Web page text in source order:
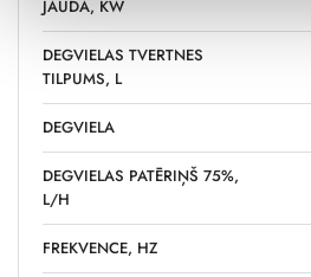
JAUDA, KW
DEGVIELAS TVERTNES
TILPUMS, L
DEGVIELA
DEGVIELAS PATĒRIŅŠ 75%,
L/H
FREKVENCE, HZ